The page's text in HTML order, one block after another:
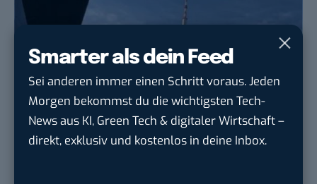
Smarter als dein Feed
Sei anderen immer einen Schritt voraus. Jeden
Morgen bekommst du die wichtigsten Tech-
News aus KI, Green Tech & digitaler Wirtschaft –
direkt, exklusiv und kostenlos in deine Inbox.